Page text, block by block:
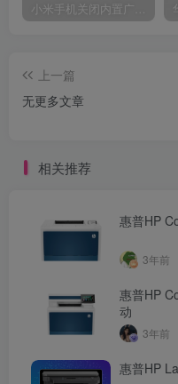
小米手机关闭内置广告最全教程。
上一篇
无更多文章
相关推荐
惠普HP
3年前
惠普HP
动
3年前
惠普HP